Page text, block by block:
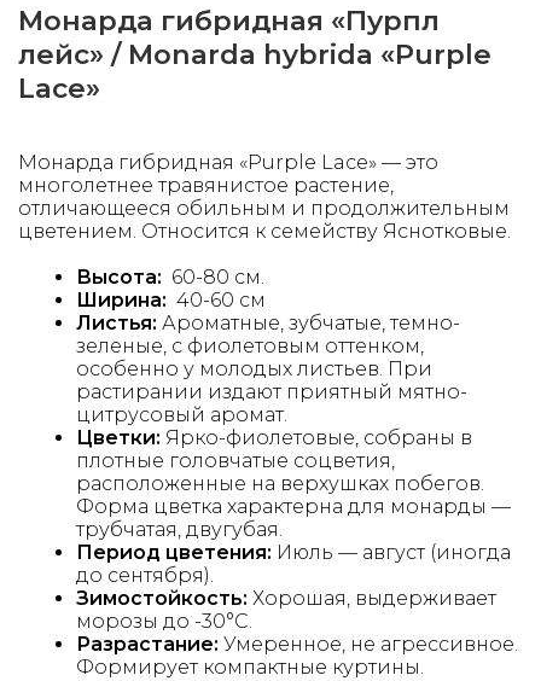
Монарда гибридная «Пурпл
лейс» / Monarda hybrida «Purple
Lace»
Монарда гибридная «Purple Lace» — это
многолетнее травянистое растение,
отличающееся обильным и продолжительным
цветением. Относится к семейству Яснотковые.
Высота: 60-80 см.
Ширина: 40-60 см
Листья: Ароматные, зубчатые, темно-
зеленые, с фиолетовым оттенком,
особенно у молодых листьев. При
растирании издают приятный мятно-
цитрусовый аромат.
Цветки: Ярко-фиолетовые, собраны в
плотные головчатые соцветия,
расположенные на верхушках побегов.
Форма цветка характерна для монарды —
трубчатая, двугубая.
Период цветения: Июль — август (иногда
до сентября).
Зимостойкость: Хорошая, выдерживает
морозы до -30°C.
Разрастание: Умеренное, не агрессивное.
Формирует компактные куртины.